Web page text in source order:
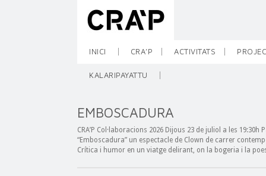
INICI CRA’P ACTIVITATS
KALARIPAYATTU
EMBOSCADURA
CRA’P Col·laboracions 2026 Dijous 23 de juliol a les
“Emboscadura” un espectacle de Clown de carrer
Crítica i humor en un viatge delirant, on la bogeria i la